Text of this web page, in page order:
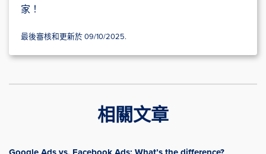
家！
最後審核和更新於 09/10/2025.
相關文章